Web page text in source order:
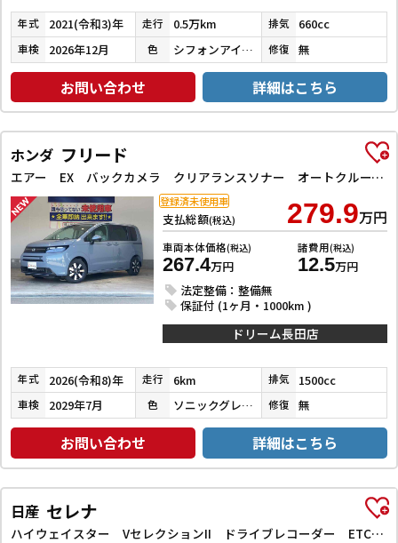
年式 2021(令和3)年 走行 0.5万km 排気 660cc
車検 2026年12月 色 シフォンアイボリーメタリック 修復 無
お問い合わせ 詳細はこちら
ホンダ フリード
エアー EX バックカメラ クリアランスソナー オートクルーズコントロール レーンアシスト 衝突被害軽減システム 両側電動スライドドア オートライト LEDヘッドランプ スマートキー 電動格納ミラー シートヒーター
支払総額(税込) 279.9万円
車両本体価格(税込)
267.4万円
諸費用(税込)
12.5万円
法定整備：整備無
保証付 (1ヶ月・1000km )
登録済未使用車
ドリーム長田店
年式 2026(令和8)年 走行 6km 排気 1500cc
車検 2029年7月 色 ソニックグレーパール 修復 無
お問い合わせ 詳細はこちら
日産 セレナ
ハイウェイスター VセレクションII ドライブレコーダー ETC 全周囲カメラ ナビ TV クリアランスソナー オートクルーズコントロール パークアシスト 衝突被害軽減システム 両側電動スライドドア オートライト LEDヘッドランプ